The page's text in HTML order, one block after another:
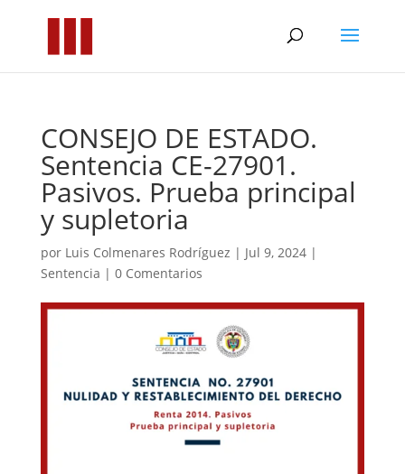
CONSEJO DE ESTADO.
Sentencia CE-27901.
Pasivos. Prueba principal
y supletoria
por Luis Colmenares Rodríguez | Jul 9, 2024|
Sentencia | 0 Comentarios